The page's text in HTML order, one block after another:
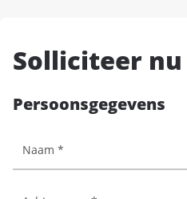
Solliciteer nu
Persoonsgegevens